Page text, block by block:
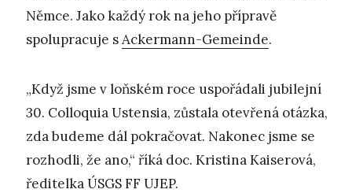
Němce. Jako každý rok na jeho přípravě
spolupracuje sAckermann-Gemeinde.
„Když jsme v loňském roce uspořádali jubilejní
30. Colloquia Ustensia, zůstala otevřená otázka,
zda budeme dál pokračovat. Nakonec jsme se
rozhodli, že ano,“ říká doc. Kristina Kaiserová,
ředitelka ÚSGS FF UJEP.